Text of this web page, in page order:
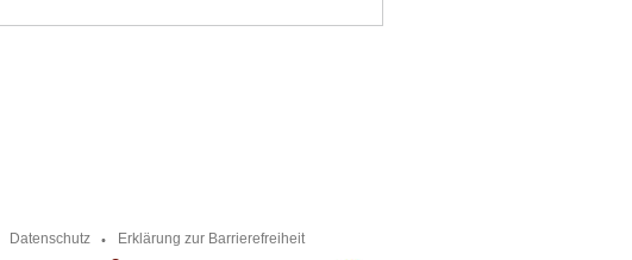
Datenschutz Erklärung zur Barrierefreiheit